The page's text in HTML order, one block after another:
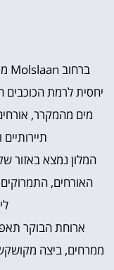
יחסית לרמת הכוכבים
מים מהמקרר,
המלון נמצא באזור
האורחים,
ארוחת הבוקר
ממרחים, ביצה